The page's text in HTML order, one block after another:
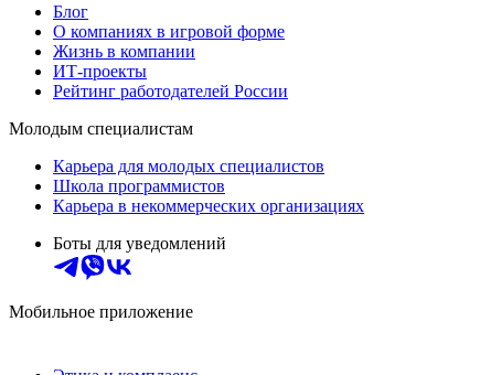
Блог
О компаниях в игровой форме
Жизнь в компании
ИТ-проекты
Рейтинг работодателей России
Молодым специалистам
Карьера для молодых специалистов
Школа программистов
Карьера в некоммерческих организациях
Боты для уведомлений
Мобильное приложение